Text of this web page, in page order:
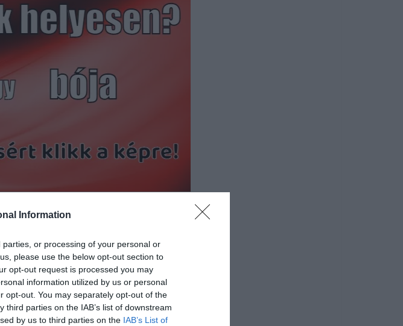
Information
or processing of your personal or
please use the below opt-out section to
opt-out request is processed you may
information utilized by us or personal
opt-out. You may separately opt-out of the
parties on the IAB’s list of downstream
by us to third parties on the IAB’s List of